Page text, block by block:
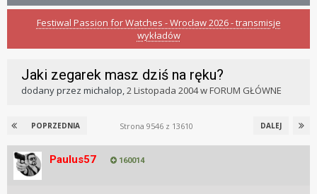
Festiwal Passion for Watches - Wrocław 2026 - transmisje
wykładów
Jaki zegarek masz dziś na ręku?
dodany przez michalop,2 Listopada 2004wFORUM GŁÓWNE
POPRZEDNIA DALEJ
Strona 9546 z 13610
Paulus57 160014